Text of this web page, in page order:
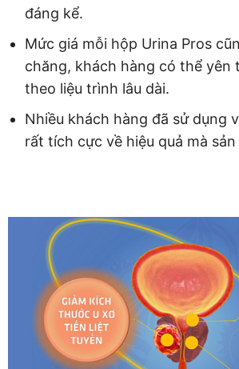
đáng kể.
Mức giá mỗi hộp Urina Pros
chăng, khách hàng có thể yên
theo liệu trình lâu dài.
Nhiều khách hàng đã sử dụng
rất tích cực về hiệu quả mà